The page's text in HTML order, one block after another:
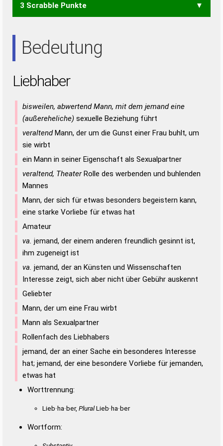
REAL REHA REHE REIH
ALE ALI EHE EHR EIL
LAR
LEE LEI RAH REH RHE ARIE EIER EIRE
3 Scrabble Punkte
Bedeutung
Liebhaber
bisweilen, abwertend Mann, mit dem jemand eine
(außereheliche) sexuelle Beziehung führt
veraltendMann, der um die Gunst einer Frau buhlt, um
sie wirbt
ein Mann in seiner Eigenschaft als Sexualpartner
veraltend, TheaterRolle des werbenden und buhlenden
Mannes
Mann, der sich für etwas besonders begeistern kann,
eine starke Vorliebe für etwas hat
Amateur
va. jemand, der einem anderen freundlich gesinnt ist,
ihm zugeneigt ist
va. jemand, der an Künsten und Wissenschaften
Interesse zeigt, sich aber nicht über Gebühr auskennt
Geliebter
Mann, der um eine Frau wirbt
Mann als Sexualpartner
Rollenfach des Liebhabers
jemand, der an einer Sache ein besonderes Interesse
hat; jemand, der eine besondere Vorliebe für jemanden,
etwas hat
Worttrennung:
Lieb·ha·ber, PluralLieb·ha·ber
Wortform: